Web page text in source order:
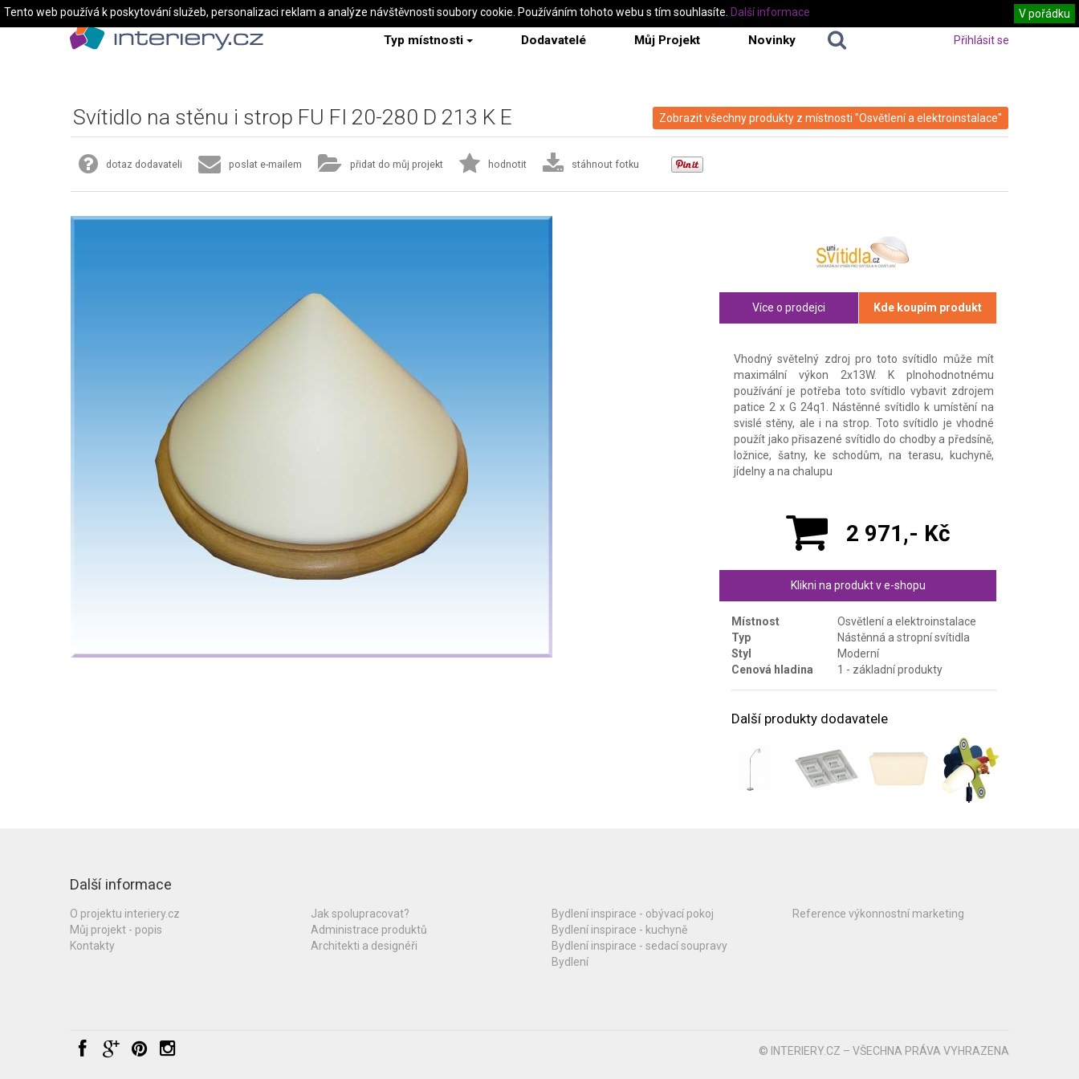
Typ místnosti Dodavatelé Můj Projekt Novinky Přihlásit se
Zobrazit všechny produkty z místnosti "Osvětlení a elektroinstalace"
Svítidlo na stěnu i strop FU FI 20-280 D 213 K E
dotaz dodavateli poslat e-mailem přidat do můj projekt hodnotit stáhnout fotku
Více o prodejci Kde koupím produkt
Vhodný světelný zdroj pro toto svítidlo může mít
maximální výkon 2x13W. K plnohodnotnému
používání je potřeba toto svítidlo vybavit zdrojem
patice 2 x G 24q1. Nástěnné svítidlo k umístění na
svislé stěny, ale i na strop. Toto svítidlo je vhodné
použít jako přisazené svítidlo do chodby a předsíně,
ložnice, šatny, ke schodům, na terasu, kuchyně,
jídelny a na chalupu
2 971,- Kč
Klikni na produkt v e-shopu
Místnost
Osvětlení a elektroinstalace
Typ
Nástěnná a stropní svítidla
Styl
Moderní
Cenová hladina
1 - základní produkty
Další produkty dodavatele
Další informace
O projektu interiery.cz
Můj projekt - popis
Kontakty
Jak spolupracovat?
Administrace produktů
Architekti a designéři
Bydlení inspirace - obývací pokoj
Bydlení inspirace - kuchyně
Bydlení inspirace - sedací soupravy
Bydlení
Reference výkonnostní marketing
© INTERIERY.CZ – VŠECHNA PRÁVA VYHRAZENA
Tento web používá k poskytování služeb, personalizaci reklam a analýze návštěvnosti soubory cookie. Používáním tohoto webu s tím souhlasíte. V pořádku
Další informace